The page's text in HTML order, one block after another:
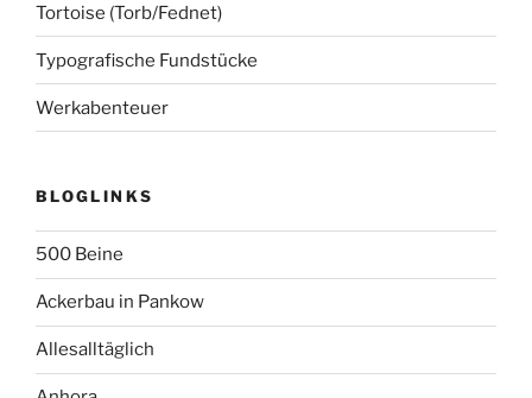
Tortoise (Torb/Fednet)
Typografische Fundstücke
Werkabenteuer
BLOGLINKS
500 Beine
Ackerbau in Pankow
Allesalltäglich